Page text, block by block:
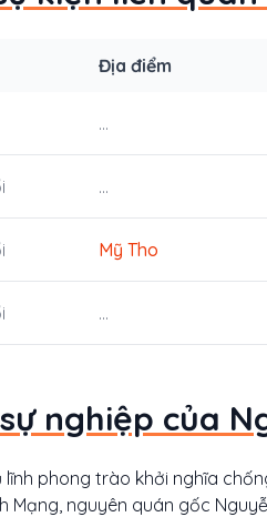
Địa điểm
...
...
Mỹ Tho
...
nghiệp của
lĩnh phong trào khởi nghĩa
Mạng, nguyên quán gốc